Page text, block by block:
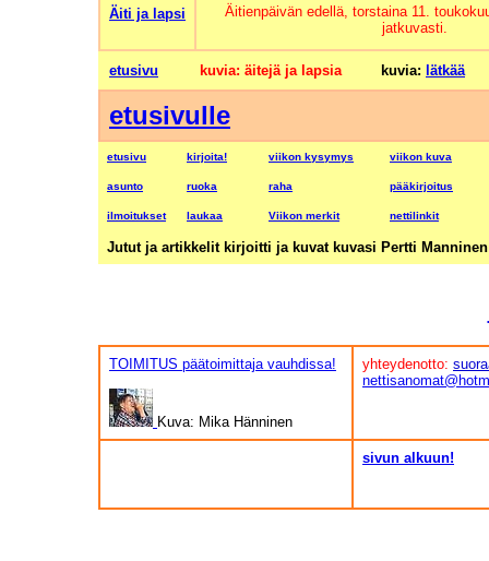
Äiti ja lapsi
Äitienpäivän edellä, torstaina 11.
jatkuvasti.
etusivu kuvia: äitejä ja lapsia kuvia: lätkää
etusivulle
etusivu kirjoita! viikon kysymys viikon kuva
asunto ruoka raha pääkirjoitus
ilmoitukset laukaa Viikon merkit nettilinkit
Jutut ja artikkelit kirjoitti ja kuvat kuvasi Pertti
TOIMITUS päätoimittaja vauhdissa!
Kuva: Mika Hänninen
yhteydenotto:
sivun alkuun!